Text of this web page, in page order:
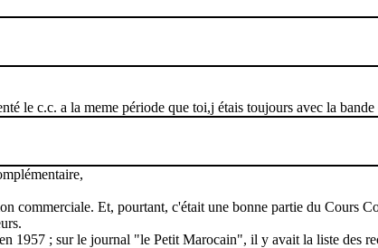
le c.c. a la meme période que toi,j étais toujours avec la
commerciale. Et, pourtant, c'était une bonne partie du
1957 ; sur le journal "le Petit Marocain", il y avait la liste des